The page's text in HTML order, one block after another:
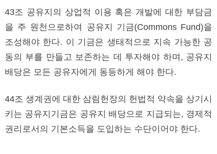
43조 공유지의 상업적 이용 혹은 개발에 대한 부담금
을 주 원천으로하여 공유지 기금(Commons Fund)을
조성해야 한다. 이 기금은 생태적으로 지속 가능한 공
동의 부를 만들고 보존하는 데 투자해야 하며, 공유지
배당은 모든 공유자에게 동등하게 해야 한다.
44조 생계권에 대한 삼림헌장의 헌법적 약속을 상기시
키는 공유지기금은 공유지 배당으로 지급되는, 경제적
권리로서의 기본소득을 도입하는 수단이어야 한다.